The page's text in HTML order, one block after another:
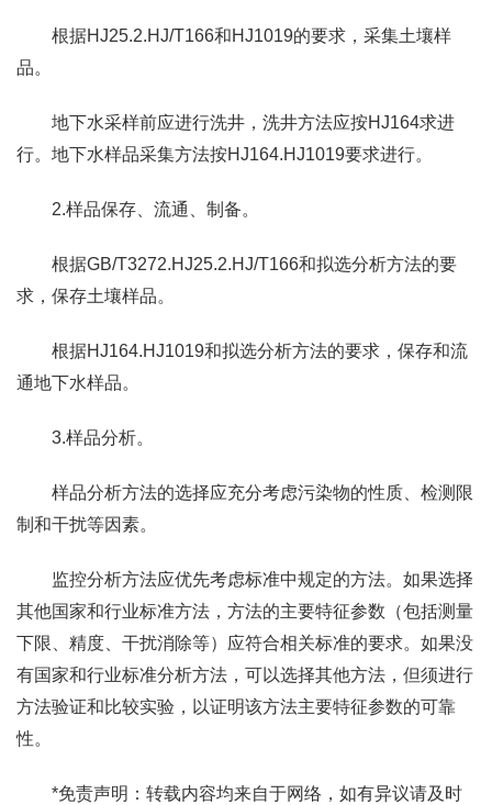
根据HJ25.2.HJ/T166和HJ1019的要求，采集土壤样
品。
地下水采样前应进行洗井，洗井方法应按HJ164求进
行。地下水样品采集方法按HJ164.HJ1019要求进行。
2.样品保存、流通、制备。
根据GB/T3272.HJ25.2.HJ/T166和拟选分析方法的要
求，保存土壤样品。
根据HJ164.HJ1019和拟选分析方法的要求，保存和流
通地下水样品。
3.样品分析。
样品分析方法的选择应充分考虑污染物的性质、检测限
制和干扰等因素。
监控分析方法应优先考虑标准中规定的方法。如果选择
其他国家和行业标准方法，方法的主要特征参数（包括测量
下限、精度、干扰消除等）应符合相关标准的要求。如果没
有国家和行业标准分析方法，可以选择其他方法，但须进行
方法验证和比较实验，以证明该方法主要特征参数的可靠
性。
*免责声明：转载内容均来自于网络，如有异议请及时